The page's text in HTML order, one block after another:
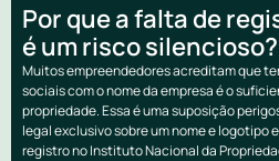
Por que a falta de
é um risco silencioso?
Muitos empreendedores acreditam que
sociais com o nome da empresa é o
propriedade. Essa é uma suposição
legal exclusivo sobre um nome e logotipo
registro no Instituto Nacional da